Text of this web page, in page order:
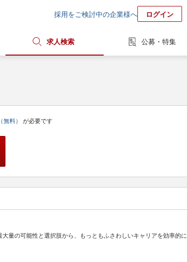
採用をご検討中の企業様へ ログイン
求人検索 公募・特集
無料） が必要です
量の可能性と選択肢から、もっともふさわしいキャリアを効率的に